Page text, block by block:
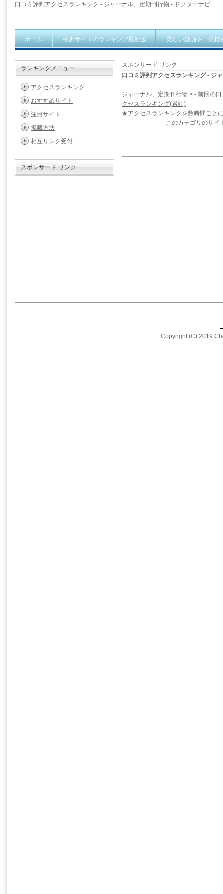
口コミ評判アクセスランキング - ジャーナル、定期刊行物 - ドクターナビ
ホーム 検索サイトのランキング最新版 見たい動画を一発検
スポンサード リンク
口コミ評判アクセスランキング - ジ
ジャーナル、定期刊行物 > - 前回の口
クセスランキング(累計)
★アクセスランキングを数時間ごと
このカテゴリのサイ
ランキングメニュー
アクセスランキング
おすすめサイト
注目サイト
掲載方法
相互リンク受付
スポンサード リンク
Copyright (C) 2019